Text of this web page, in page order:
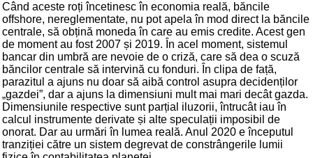
Când aceste roți încetinesc în economia reală, băncile
offshore, nereglementate, nu pot apela în mod direct la băncile
centrale, să obțină moneda în care au emis credite. Acest gen
de moment au fost 2007 și 2019. În acel moment, sistemul
bancar din umbră are nevoie de o criză, care să dea o scuză
băncilor centrale să intervină cu fonduri. În clipa de față,
parazitul a ajuns nu doar să aibă control asupra decidenților
„gazdei”, dar a ajuns la dimensiuni mult mai mari decât gazda.
Dimensiunile respective sunt parțial iluzorii, întrucât iau în
calcul instrumente derivate și alte speculații imposibil de
onorat. Dar au urmări în lumea reală. Anul 2020 e începutul
tranziției către un sistem degrevat de constrângerile lumii